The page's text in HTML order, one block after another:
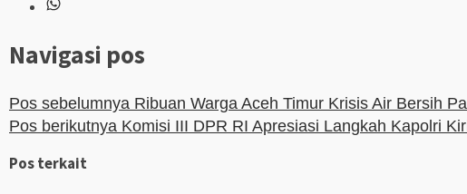
Navigasi pos
Pos sebelumnya Ribuan Warga Aceh Timur Krisis Air Bersih
Pos berikutnya Komisi III DPR RI Apresiasi Langkah Kapolri
Pos terkait